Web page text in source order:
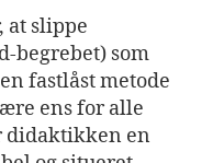
at slippe
begrebet) som
fastlåst metode
ens for alle
didaktikken en